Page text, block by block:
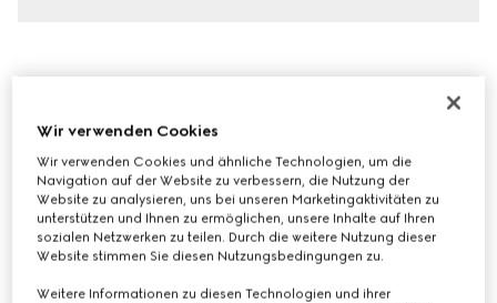
Wir verwenden Cookies
Wir verwenden Cookies und ähnliche Technologien, um die
Navigation auf der Website zu verbessern, die Nutzung der
Website zu analysieren, uns bei unseren Marketingaktivitäten zu
unterstützen und Ihnen zu ermöglichen, unsere Inhalte auf Ihren
sozialen Netzwerken zu teilen. Durch die weitere Nutzung dieser
Website stimmen Sie diesen Nutzungsbedingungen zu.
Weitere Informationen zu diesen Technologien und ihrer